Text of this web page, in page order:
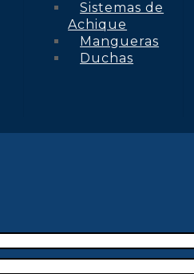
Sistemas de
Achique
Mangueras
Duchas